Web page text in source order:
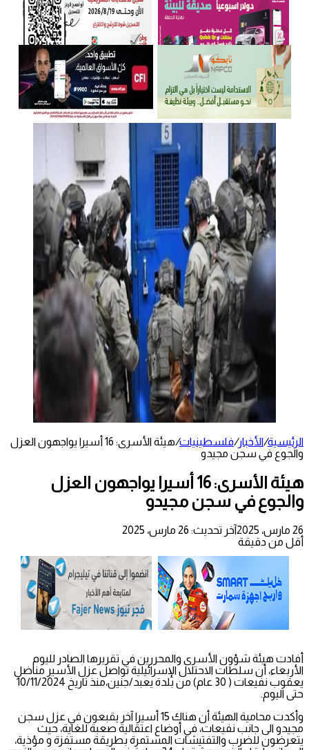
الرئيسية/الأخبار/فلسطينيات/
هيئة الأسرى: 16 أسيرا يواجهون العزل
والجوع في سجن مجيدو
هيئة الأسرى: 16 أسيرا يواجهون العزل
والجوع في سجن مجيدو
26 مارس، 2025
آخر تحديث: 26 مارس، 2025
أقل من دقيقة
أفادت هيئة شؤون الأسرى والمحررين في تقريرها الصادر لليوم
الأربعاء، أن سلطات الاحتلال الإسرائيلية تواصل عزل الأسير مناضل
يعقوب نفيعات ( 30 عام) من بلدة يعبد/جنين،منذ تاريخ 10/11/2024
حتى اليوم.
وأكدت محامية الهيئة أن هناك 15 أسيرا آخر يقبعون في عزل سجن
مجيدو الى جانب نفيعات، في أوضاع اعتقالية صعبة للغاية، حيث
يتعرضون للضرب والتفتيشات المستمرة بطريقة مستفزة و مؤذية،